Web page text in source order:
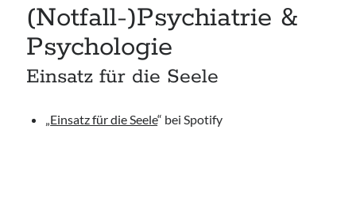
(Notfall-)Psychiatrie &
Psychologie
Einsatz für die Seele
Einsatz für die Seele“ bei Spotify